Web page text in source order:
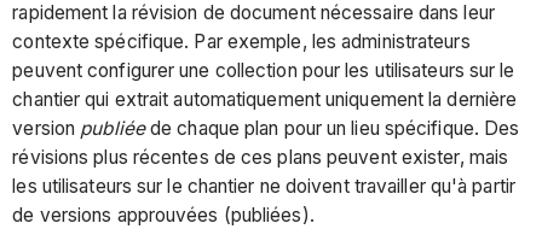
Conteneur
de
documents
Métadonnées
Norme
de
dénomination
rapidement la révision de document nécessaire dans leur
contexte spécifique. Par exemple, les administrateurs
peuvent configurer une collection pour les utilisateurs sur le
chantier qui extrait automatiquement uniquement la dernière
version publiéede chaque plan pour un lieu spécifique. Des
révisions plus récentes de ces plans peuvent exister, mais
les utilisateurs sur le chantier ne doivent travailler qu'à partir
de versions approuvées (publiées).